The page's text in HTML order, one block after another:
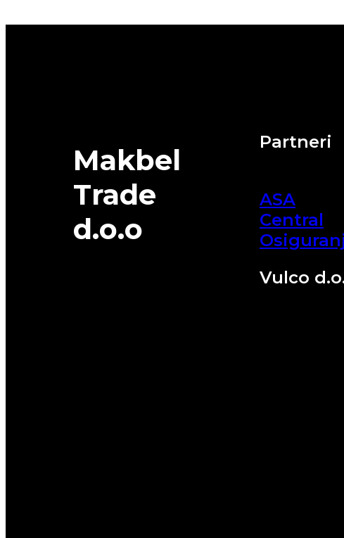
DOT:22
Makbel
Trade
d.o.o
Partneri
ASA
Central
Vulco